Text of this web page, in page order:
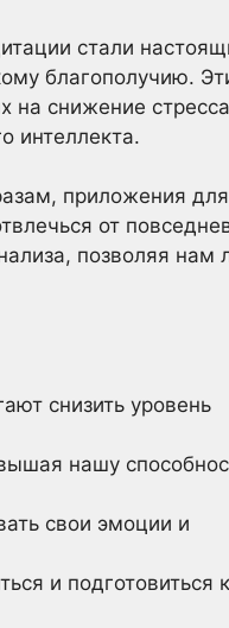
стали
благополучию.
на снижение
интеллекта.
приложения для
от
позволяя нам
снизить уровень
нашу
свои эмоции и
и подготовиться